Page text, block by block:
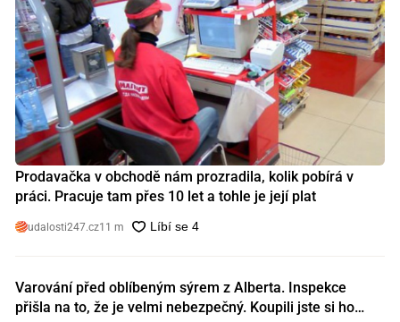
Prodavačka v obchodě nám prozradila, kolik pobírá v
práci. Pracuje tam přes 10 let a tohle je její plat
udalosti247.cz11 m
Varování před oblíbeným sýrem z Alberta. Inspekce
přišla na to, že je velmi nebezpečný. Koupili jste si ho